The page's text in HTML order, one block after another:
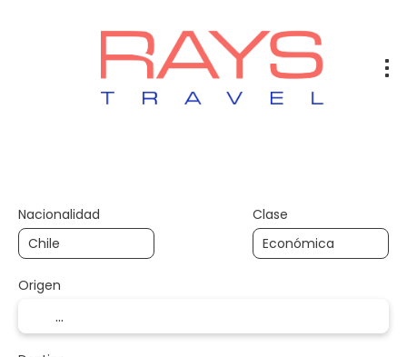
Nacionalidad Clase
Origen